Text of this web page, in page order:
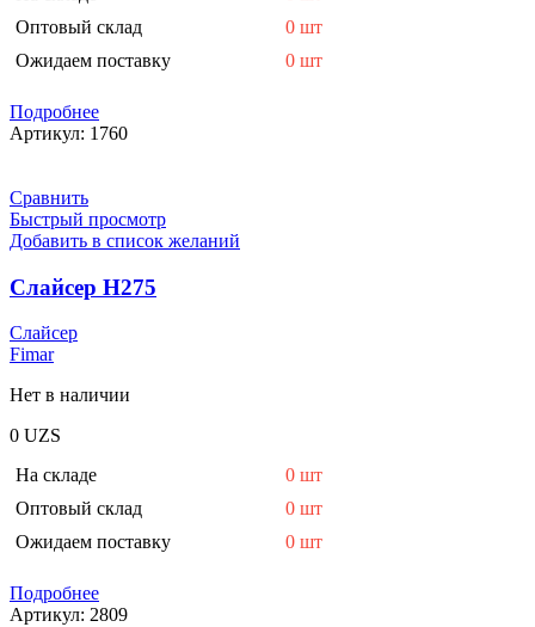
Оптовый склад
0 шт
Ожидаем поставку
0 шт
Подробнее
Артикул: 1760
Сравнить
Быстрый просмотр
Добавить в список желаний
Слайсер H275
Слайсер
Fimar
Нет в наличии
0 UZS
На складе
0 шт
Оптовый склад
0 шт
Ожидаем поставку
0 шт
Подробнее
Артикул: 2809